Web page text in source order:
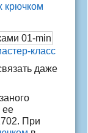
крючком
класс
даже
ее
. При